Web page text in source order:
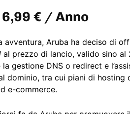
€ / Anno
avventura, Aruba ha deciso di
al prezzo di lancio, valido sino al
gestione DNS o redirect e
dominio, tra cui piani di
e-commerce.